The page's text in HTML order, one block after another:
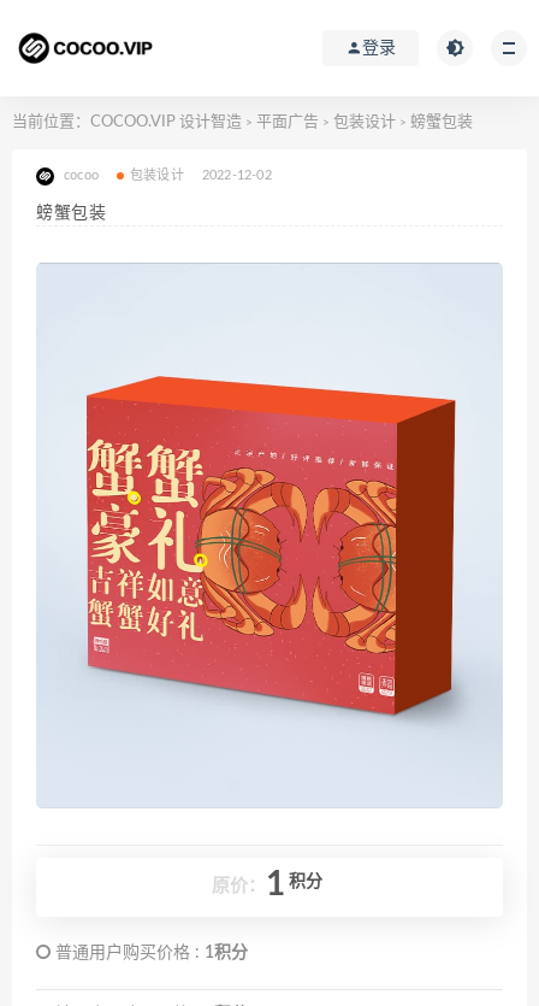
登录
当前位置： COCOO.VIP 设计智造 > 平面广告 > 包装设计 > 螃蟹包装
cocoo 包装设计 2022-12-02
螃蟹包装
原价： 1 积分
普通用户购买价格 : 1积分